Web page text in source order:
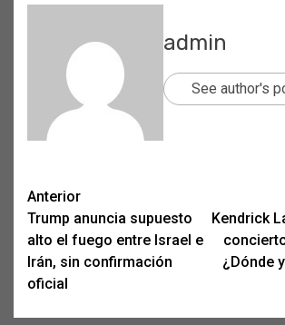
admin
See author's
Post
navigation
Anterior
Trump anuncia supuesto
alto el fuego entre Israel e
Irán, sin confirmación
oficial
Kendrick
¿Dónde